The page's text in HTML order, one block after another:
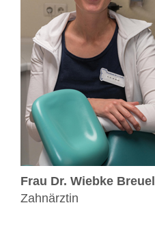
Frau Dr. Wiebke Breuel
Zahnärztin